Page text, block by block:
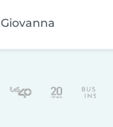
Giovanna